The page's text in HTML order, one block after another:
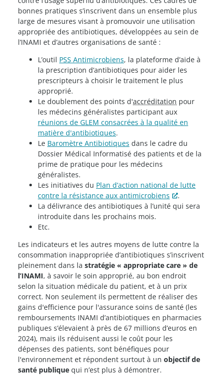
bonnes pratiques s’inscrivent dans un ensemble plus
large de mesures visant à promouvoir une utilisation
appropriée des antibiotiques, développées au sein de
l’INAMI et d’autres organisations de santé :
L’outil PSS Antimicrobiens, la plateforme d’aide à
la prescription d’antibiotiques pour aider les
prescripteurs à choisir le traitement le plus
approprié.
Le doublement des points d'accréditation pour
les médecins généralistes participant aux
réunions de GLEM consacrées à la qualité en
matière d'antibiotiques.
Le Baromètre Antibiotiques dans le cadre du
Dossier Médical Informatisé des patients et de la
prime de pratique pour les médecins
généralistes.
Les initiatives du Plan d’action national de lutte
contre la résistance aux antimicrobiens
.
La délivrance des antibiotiques à l’unité qui sera
introduite dans les prochains mois.
Etc.
Les indicateurs et les autres moyens de lutte contre la
consommation inappropriée d’antibiotiques s’inscrivent
pleinement dans la stratégie « appropriate care » de
l’INAMI, à savoir le soin approprié, au bon endroit
selon la situation médicale du patient, et à un prix
correct. Non seulement ils permettent de réaliser des
gains d'efficience pour l'assurance soins de santé (les
remboursements INAMI d’antibiotiques en pharmacies
publiques s’élevaient à près de 67 millions d’euros en
2024), mais ils réduisent aussi le coût pour les
dépenses des patients, sont bénéfiques pour
l'environnement et répondent surtout à un objectif de
santé publique qui n’est plus à démontrer.